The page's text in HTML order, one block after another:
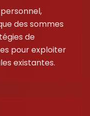
des sommes
de
pour exploiter
existantes.